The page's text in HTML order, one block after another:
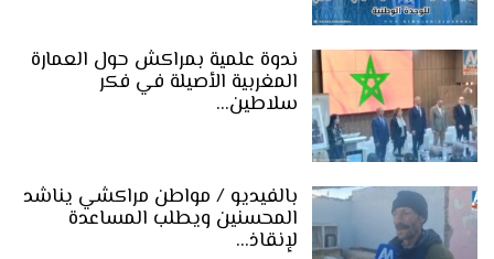
ندوة علمية بمراكش حول العمارة
المغربية الأصيلة في فكر
سلاطين…
بالفيديو / مواطن مراكشي يناشد
المحسنين ويطلب المساعدة
لإنقاذ…